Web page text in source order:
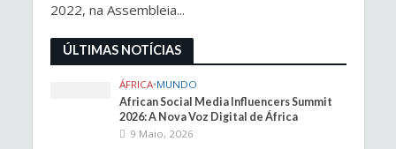
2022, na Assembleia...
ÚLTIMAS NOTÍCIAS
ÁFRICA•MUNDO
African Social Media Influencers Summit
2026: A Nova Voz Digital de África
9 Maio, 2026